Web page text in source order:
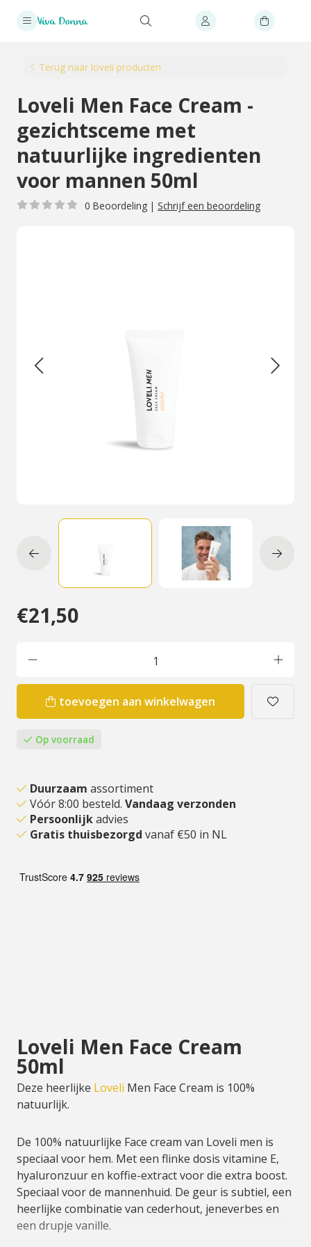
Terug naar loveli producten
Loveli Men Face Cream -
gezichtsceme met
natuurlijke ingredienten
voor mannen 50ml
0 Beoordeling | Schrijf een beoordeling
€21,50
toevoegen aan winkelwagen
Op voorraad
Duurzaam assortiment
Vóór 8:00 besteld. Vandaag verzonden
Persoonlijkadvies
Gratis thuisbezorgd vanaf €50 in NL
Loveli Men Face Cream
50ml
Deze heerlijke Loveli Men Face Cream is 100%
natuurlijk.
De 100% natuurlijke Face cream van Loveli men is
speciaal voor hem. Met een flinke dosis vitamine E,
hyaluronzuur en koffie-extract voor die extra boost.
Speciaal voor de mannenhuid. De geur is subtiel, een
heerlijke combinatie van cederhout, jeneverbes en
een drupje vanille.